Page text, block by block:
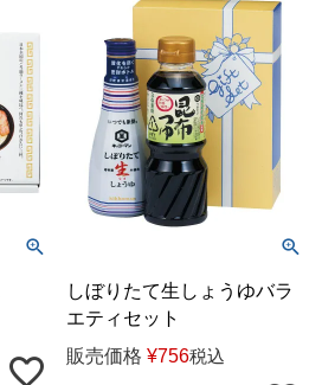
しぼりたて生しょうゆバラ
エティセット
販売価格 ¥756税込